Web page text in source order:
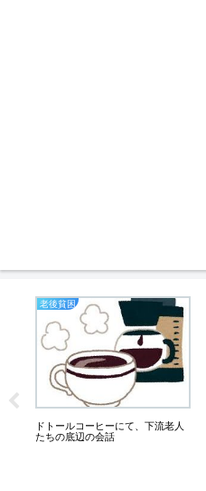
老後貧困
ドトールコーヒーにて、下流老人
たちの底辺の会話